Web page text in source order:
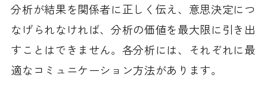
分析が結果を関係者に正しく伝え、意思決定につ
なげられなければ、分析の価値を最大限に引き出
すことはできません。各分析には、それぞれに最
適なコミュニケーション方法があります。